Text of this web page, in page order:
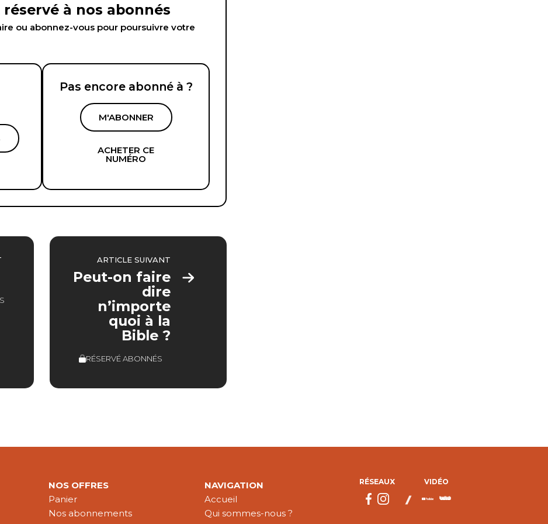
à nos abonnés
ou abonnez-vous pour poursuivre votre
Pas encore abonné à ?
M'ABONNER
ACHETER CE
NUMÉRO
ARTICLE SUIVANT
Peut-on faire
dire
n’importe
quoi à la
Bible ?
RÉSERVÉ ABONNÉS
NOS OFFRES
Panier
Nos abonnements
NAVIGATION
Accueil
Qui sommes-nous ?
RÉSEAUX VIDÉO